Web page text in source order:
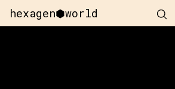
hexagen⬢world